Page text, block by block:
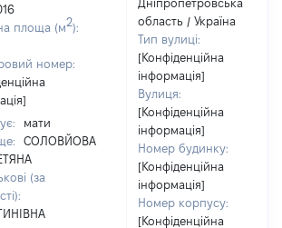
площа (м2):
номер:
мати
СОЛОВЙОВА
(за
Дніпропетровська
область / Україна
Тип вулиці:
[Конфіденційна
інформація]
Вулиця:
[Конфіденційна
інформація]
Номер будинку:
[Конфіденційна
інформація]
Номер корпусу:
[Конфіденційна